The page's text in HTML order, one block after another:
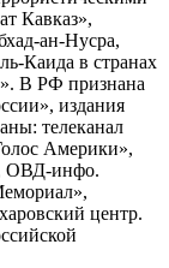
Кавказ»,
ан-Нусра,
Каида в странах
В РФ признана
издания
телеканал
Америки»,
ОВД-инфо.
центр.